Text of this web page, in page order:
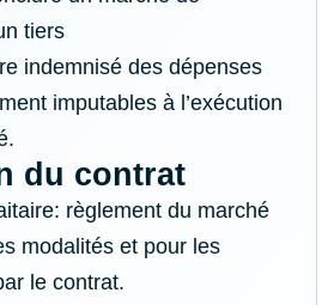
tiers
indemnisé des dépenses
imputables à l’exécution
du contrat
règlement du marché
modalités et pour les
le contrat.